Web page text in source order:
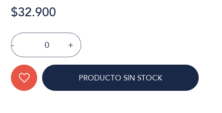
$32.900
- +
PRODUCTO SIN STOCK